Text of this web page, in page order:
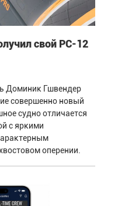
свой PC-12
Доминик Гшвендер
совершенно новый
судно отличается
с яркими
оперении.